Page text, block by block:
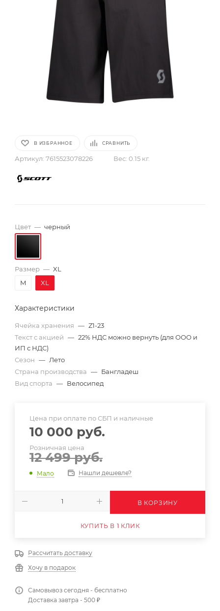
В ИЗБРАННОЕ СРАВНИТЬ
Артикул: 7615523078226 Вес: 0.15 кг.
Цвет — черный
Размер — XL
M
XL
Характеристики
Ячейка хранения — Z1-23
Текст с акцией — 22% НДС можно вернуть (для ООО и
ИП с НДС)
Сезон — Лето
Страна производства — Бангладеш
Вид спорта — Велосипед
Цена при оплате по СБП и наличные
10 000 руб.
Розничная цена
12 499руб.
Мало Нашли дешевле?
В КОРЗИНУ
КУПИТЬ В 1 КЛИК
Рассчитать доставку
Хочу в подарок
Самовывоз сегодня - бесплатно
Доставка завтра - 500 ₽